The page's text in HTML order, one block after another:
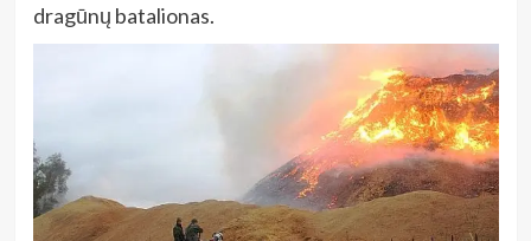
dragūnų batalionas.